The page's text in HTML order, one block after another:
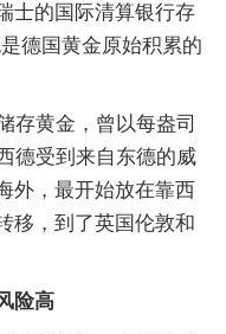
士的国际清算银行存
德国黄金原始积累的
存黄金，曾以每盎司
德受到来自东德的威
外，最开始放在靠西
移，到了英国伦敦和
险高